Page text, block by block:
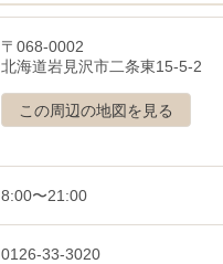
〒068-0002
北海道岩見沢市二条東15-5-2
この周辺の地図を見る
8:00〜21:00
0126-33-3020